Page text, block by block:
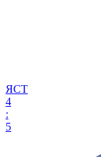
ЯСТ
4
:
5